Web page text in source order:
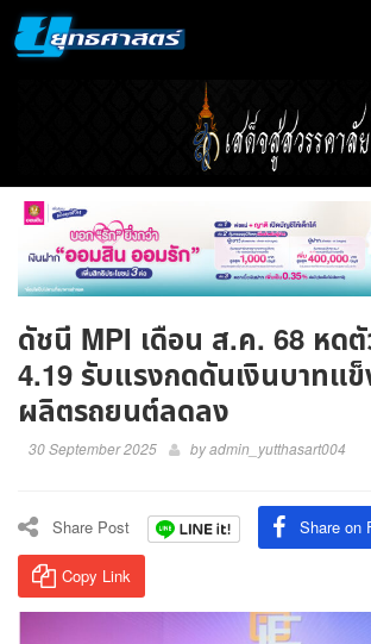
ดัชนี MPI เดือน ส.ค. 68 หดตั
4.19 รับแรงกดดันเงินบาทแ
ผลิตรถยนต์ลดลง
30 September 2025 byadmin_yutthasart004
Share Post Share on
Copy Link